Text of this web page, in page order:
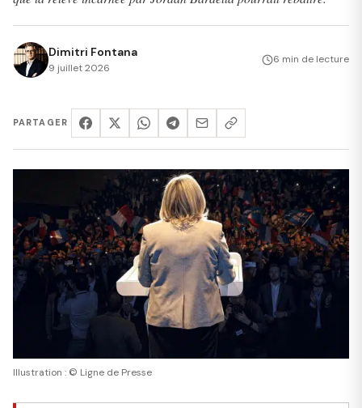
Dimitri Fontana
9 juillet 2026
6 min de lecture
PARTAGER
Illustration : © Ligne de Presse